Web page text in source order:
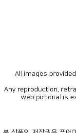
web pictorial is